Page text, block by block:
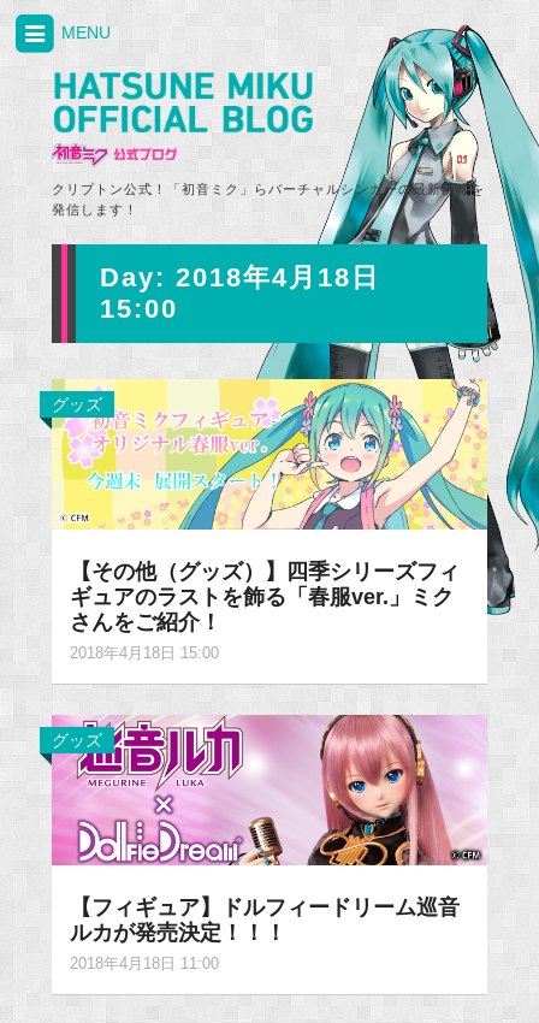
クリプトン公式！「初音ミク」らバーチャルシンガーの最新情報を
発信します！
MENU
Day: 2018年4月18日
15:00
グッズ
【その他（グッズ）】四季シリーズフィ
ギュアのラストを飾る「春服ver.」ミク
さんをご紹介！
2018年4月18日 15:00
グッズ
【フィギュア】ドルフィードリーム巡音
ルカが発売決定！！！
2018年4月18日 11:00